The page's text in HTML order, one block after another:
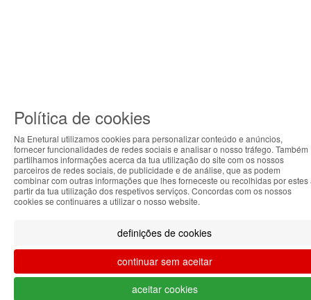
ABOUT THE COOKIES
Enetural handles information about your visit using
cookies that improve the performance of the website,
facilitate sharing via social networks and offer
browse our site, you accept the use of these cookies.
For more information, see our Privacy and Cookie
Policy. You can configure your preferences in Cookie
settings.
Política de cookies
Na Enetural utilizamos cookies para personalizar conteúdo e anúncios,
fornecer funcionalidades de redes sociais e analisar o nosso tráfego. Também
partilhamos informações acerca da tua utilização do site com os nossos
parceiros de redes sociais, de publicidade e de análise, que as podem
combinar com outras informações que lhes forneceste ou recolhidas por estes
partir da tua utilização dos respetivos serviços. Concordas com os nossos
cookies se continuares a utilizar o nosso website.
definições de cookies
continuar sem aceitar
aceitar cookies